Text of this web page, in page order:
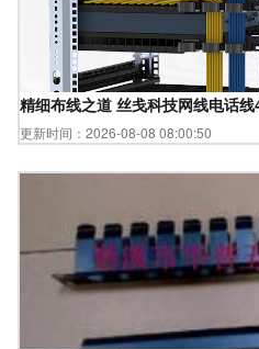
精细布线之道 丝戋科技网线电话
更新时间：2026-08-08 08:00:50